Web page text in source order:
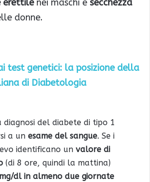
erettilenei maschi e secchezza
donne.
test genetici: la posizione della
di Diabetologia
del diabete di tipo 1
a un esame del sangue. Se i
identificano un valore di
(di 8 ore, quindi la mattina)
dl in almeno due giornate